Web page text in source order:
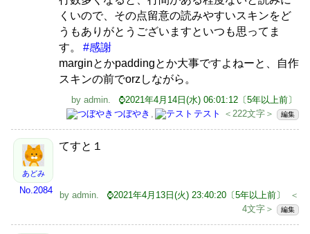
くいので、その点留意の読みやすいスキンをど
うもありがとうございますといつも思ってま
す。
#感謝
marginとかpaddingとか大事ですよねーと、自作
スキンの前でorzしながら。
by admin.
⌚2021年4月14日(水) 06:01:12〔5年以上前〕
つぼやき , テスト ＜222文字＞ 編集
あどみ
No.2084
てすと１
by admin. ⌚2021年4月13日(火) 23:40:20〔5年以上前〕
＜
4文字＞
編集